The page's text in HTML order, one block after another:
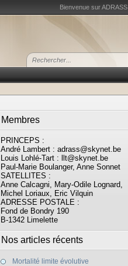
Bienvenue sur ADRASS
Membres
PRINCEPS :
André Lambert : adrass@skynet.be
Louis Lohlé-Tart : llt@skynet.be
Paul-Marie Boulanger, Anne Sonnet
SATELLITES :
Anne Calcagni, Mary-Odile Lognard,
Michel Loriaux, Eric Vilquin
ADRESSE POSTALE :
Fond de Bondry 190
B-1342 Limelette
Nos articles récents
Mortalité limite évolutive